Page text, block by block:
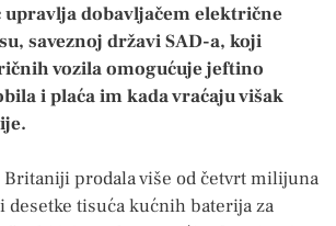
upravlja dobavljačem električne
saveznoj državi SAD-a, koji
vozila omogućuje jeftino
i plaća im kada vraćaju višak
Britaniji prodala više od četvrt milijuna
tisuća kućnih baterija za